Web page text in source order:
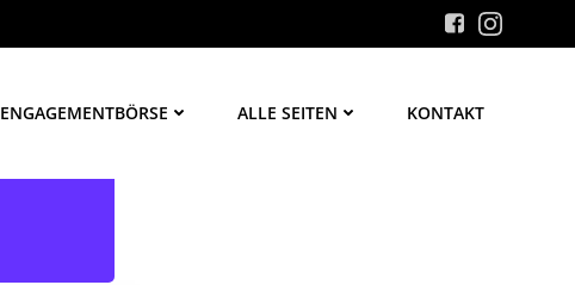
ENGAGEMENTBÖRSE ALLE SEITEN KONTAKT